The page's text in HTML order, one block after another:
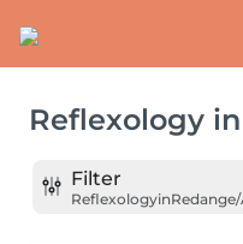
Reflexology in
Filter
Reflexologyin